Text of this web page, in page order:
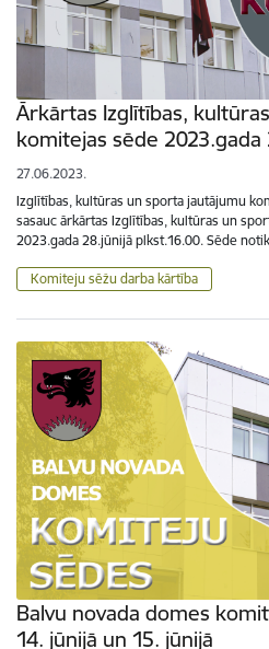
Ārkārtas Izglītības,
komitejas sēde
27.06.2023.
Izglītības, kultūras un sporta jautājumu
sasauc ārkārtas Izglītības, kultūras un
2023.gada 28.jūnijā plkst.16.00. Sēde
Komiteju sēžu darba kārtība
Balvu novada domes
14. jūnijā un 15. jūnijā